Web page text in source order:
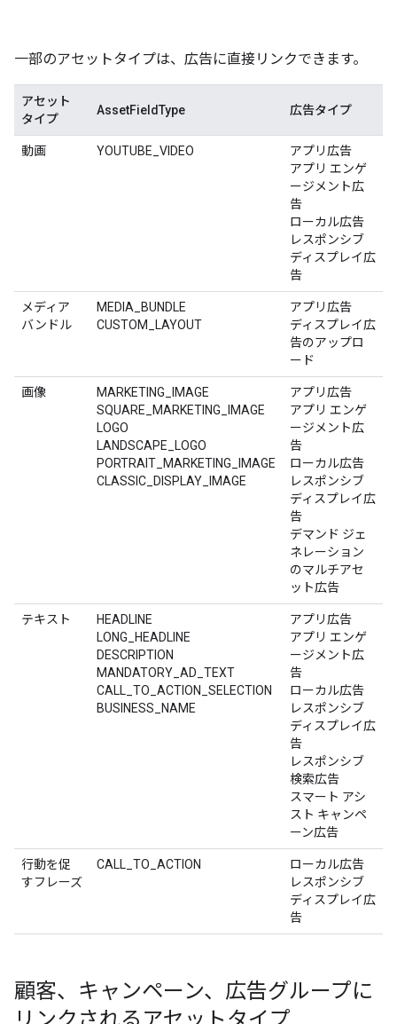
一部のアセットタイプは、広告に直接リンクできます。
アセット
タイプ
AssetFieldType 広告タイプ
動画 YOUTUBE_VIDEO
アプリ広告
アプリ エンゲ
ージメント広
告
ローカル広告
レスポンシブ
ディスプレイ広
告
メディア
バンドル
MEDIA_BUNDLE
CUSTOM_LAYOUT
アプリ広告
ディスプレイ広
告のアップロ
ード
画像
MARKETING_IMAGE
SQUARE_MARKETING_IMAGE
LOGO
LANDSCAPE_LOGO
PORTRAIT_MARKETING_IMAGE
CLASSIC_DISPLAY_IMAGE
アプリ広告
アプリ エンゲ
ージメント広
告
ローカル広告
レスポンシブ
ディスプレイ広
告
デマンド ジェ
ネレーション
のマルチアセ
ット広告
テキスト
HEADLINE
LONG_HEADLINE
DESCRIPTION
MANDATORY_AD_TEXT
CALL_TO_ACTION_SELECTION
BUSINESS_NAME
アプリ広告
アプリ エンゲ
ージメント広
告
ローカル広告
レスポンシブ
ディスプレイ広
告
レスポンシブ
検索広告
スマート アシ
スト キャンペ
ーン広告
行動を促
すフレーズ
CALL_TO_ACTION
ローカル広告
レスポンシブ
ディスプレイ広
告
顧客、キャンペーン、広告グループに